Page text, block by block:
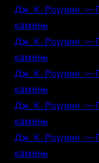
Дж. К. Роулинг —
камень
Дж. К. Роулинг —
камень
Дж. К. Роулинг —
камень
Дж. К. Роулинг —
камень
Дж. К. Роулинг —
камень